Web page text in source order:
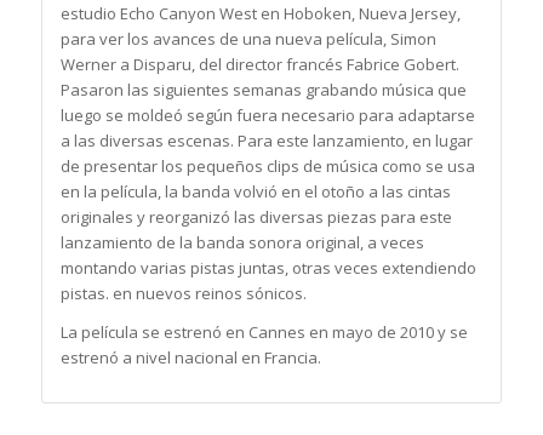
estudio Echo Canyon West en Hoboken, Nueva Jersey,
para ver los avances de una nueva película, Simon
Werner a Disparu, del director francés Fabrice Gobert.
Pasaron las siguientes semanas grabando música que
luego se moldeó según fuera necesario para adaptarse
a las diversas escenas. Para este lanzamiento, en lugar
de presentar los pequeños clips de música como se usa
en la película, la banda volvió en el otoño a las cintas
originales y reorganizó las diversas piezas para este
lanzamiento de la banda sonora original, a veces
montando varias pistas juntas, otras veces extendiendo
pistas. en nuevos reinos sónicos.
La película se estrenó en Cannes en mayo de 2010 y se
estrenó a nivel nacional en Francia.